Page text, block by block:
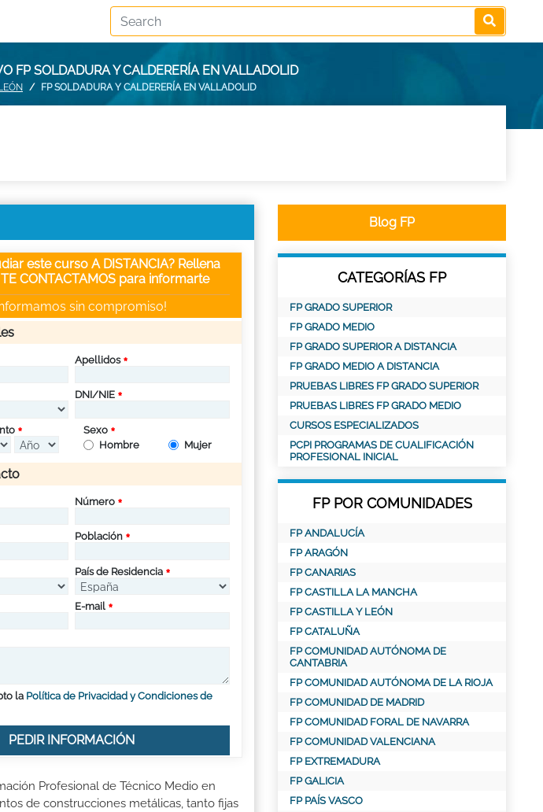
FP SOLDADURA Y CALDERERÍA EN VALLADOLID
FP SOLDADURA Y CALDERERÍA EN VALLADOLID
este curso A DISTANCIA? Rellena
CONTACTAMOS para informarte
sin compromiso!
Apellidos
DNI/NIE
Sexo
Hombre
Mujer
Número
Población
País de Residencia
E-mail
la Política de Privacidad y Condiciones de
PEDIR INFORMACIÓN
Profesional de Técnico Medio en
de construcciones metálicas, tanto fijas
Blog FP
CATEGORÍAS FP
FP GRADO SUPERIOR
FP GRADO MEDIO
FP GRADO SUPERIOR A DISTANCIA
FP GRADO MEDIO A DISTANCIA
PRUEBAS LIBRES FP GRADO SUPERIOR
PRUEBAS LIBRES FP GRADO MEDIO
CURSOS ESPECIALIZADOS
PCPI PROGRAMAS DE CUALIFICACIÓN
PROFESIONAL INICIAL
FP POR COMUNIDADES
FP ANDALUCÍA
FP ARAGÓN
FP CANARIAS
FP CASTILLA LA MANCHA
FP CASTILLA Y LEÓN
FP CATALUÑA
FP COMUNIDAD AUTÓNOMA DE
CANTABRIA
FP COMUNIDAD AUTÓNOMA DE LA RIOJA
FP COMUNIDAD DE MADRID
FP COMUNIDAD FORAL DE NAVARRA
FP COMUNIDAD VALENCIANA
FP EXTREMADURA
FP GALICIA
FP PAÍS VASCO